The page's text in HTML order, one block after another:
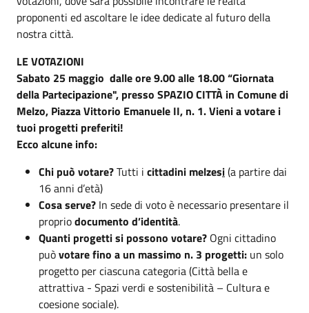
proponenti ed ascoltare le idee dedicate al futuro della
nostra città.
LE VOTAZIONI
Sabato 25 maggio dalle ore 9.00 alle 18.00 “Giornata
della Partecipazione", presso SPAZIO CITTÀ in Comune di
Melzo, Piazza Vittorio Emanuele II, n. 1.Vieni a votare i
tuoi progetti preferiti!
Ecco alcune info:
Chi può votare?Tutti i cittadini melzesi(a partire dai
16 anni d’età)
Cosa serve? In sede di voto è necessario presentare il
propriodocumento d’identità.
Quanti progetti si possono votare? Ogni cittadino
puòvotare fino a un massimo n. 3 progetti: un solo
progetto per ciascuna categoria (Città bella e
attrattiva - Spazi verdi e sostenibilità – Cultura e
coesione sociale).